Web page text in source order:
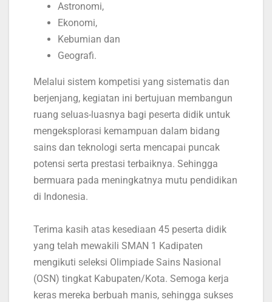
Astronomi,
Ekonomi,
Kebumian dan
Geografi.
Melalui sistem kompetisi yang sistematis dan
berjenjang, kegiatan ini bertujuan membangun
ruang seluas-luasnya bagi peserta didik untuk
mengeksplorasi kemampuan dalam bidang
sains dan teknologi serta mencapai puncak
potensi serta prestasi terbaiknya. Sehingga
bermuara pada meningkatnya mutu pendidikan
di Indonesia.
Terima kasih atas kesediaan 45 peserta didik
yang telah mewakili SMAN 1 Kadipaten
mengikuti seleksi Olimpiade Sains Nasional
(OSN) tingkat Kabupaten/Kota. Semoga kerja
keras mereka berbuah manis, sehingga sukses